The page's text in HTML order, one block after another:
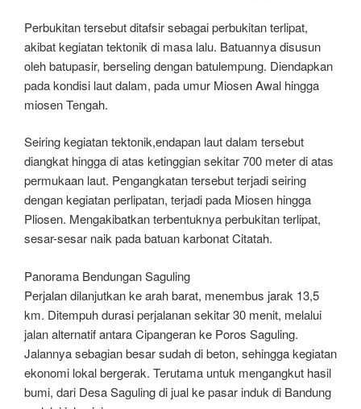
Perbukitan tersebut ditafsir sebagai perbukitan terlipat,
akibat kegiatan tektonik di masa lalu. Batuannya disusun
oleh batupasir, berseling dengan batulempung. Diendapkan
pada kondisi laut dalam, pada umur Miosen Awal hingga
miosen Tengah.
Seiring kegiatan tektonik,endapan laut dalam tersebut
diangkat hingga di atas ketinggian sekitar 700 meter di atas
permukaan laut. Pengangkatan tersebut terjadi seiring
dengan kegiatan perlipatan, terjadi pada Miosen hingga
Pliosen. Mengakibatkan terbentuknya perbukitan terlipat,
sesar-sesar naik pada batuan karbonat Citatah.
Panorama Bendungan Saguling
Perjalan dilanjutkan ke arah barat, menembus jarak 13,5
km. Ditempuh durasi perjalanan sekitar 30 menit, melalui
jalan alternatif antara Cipangeran ke Poros Saguling.
Jalannya sebagian besar sudah di beton, sehingga kegiatan
ekonomi lokal bergerak. Terutama untuk mengangkut hasil
bumi, dari Desa Saguling di jual ke pasar induk di Bandung